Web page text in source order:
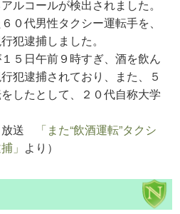
ルコールが検出されました。
０代男性タクシー運転手を、
犯逮捕しました。
５日午前９時すぎ、酒を飲ん
犯逮捕されており、また、５
したとして、２０代自称大学
放送
「また“飲酒運転”タクシ
」 より）